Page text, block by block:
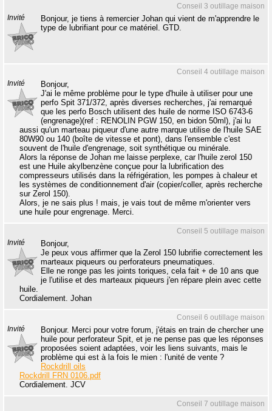
Conseil 3 outillage maison
Invité
Bonjour, je tiens à remercier Johan qui vient de m'apprendre le
type de lubrifiant pour ce matériel. GTD.
Conseil 4 outillage maison
Invité
Bonjour,
J'ai le même problème pour le type d'huile à utiliser pour une
perfo Spit 371/372, après diverses recherches, j'ai remarqué
que les perfo Bosch utilisent des huile de norme ISO 6743-6
(engrenage)(ref : RENOLIN PGW 150, en bidon 50ml), j'ai lu
aussi qu'un marteau piqueur d'une autre marque utilise de l'huile SAE
80W90 ou 140 (boîte de vitesse et pont), dans l'ensemble c'est
souvent de l'huile d'engrenage, soit synthétique ou minérale.
Alors la réponse de Johan me laisse perplexe, car l'huile zerol 150
est une Huile akylbenzène conçue pour la lubrification des
compresseurs utilisés dans la réfrigération, les pompes à chaleur et
les systèmes de conditionnement d'air (copier/coller, après recherche
sur Zerol 150).
Alors, je ne sais plus ! mais, je vais tout de même m'orienter vers
une huile pour engrenage. Merci.
Conseil 5 outillage maison
Invité
Bonjour,
Je peux vous affirmer que la Zerol 150 lubrifie correctement les
marteaux piqueurs ou perforateurs pneumatiques.
Elle ne ronge pas les joints toriques, cela fait + de 10 ans que
je l'utilise et des marteaux piqueurs j'en répare plein avec cette
huile.
Cordialement. Johan
Conseil 6 outillage maison
Invité
Bonjour. Merci pour votre forum, j'étais en train de chercher une
huile pour perforateur Spit, et je ne pense pas que les réponses
proposées soient adaptées, voir les liens suivants, mais le
problème qui est à la fois le mien : l'unité de vente ?
Rockdrill oils
Rockdrill FRN 0106.pdf
Cordialement. JCV
Conseil 7 outillage maison